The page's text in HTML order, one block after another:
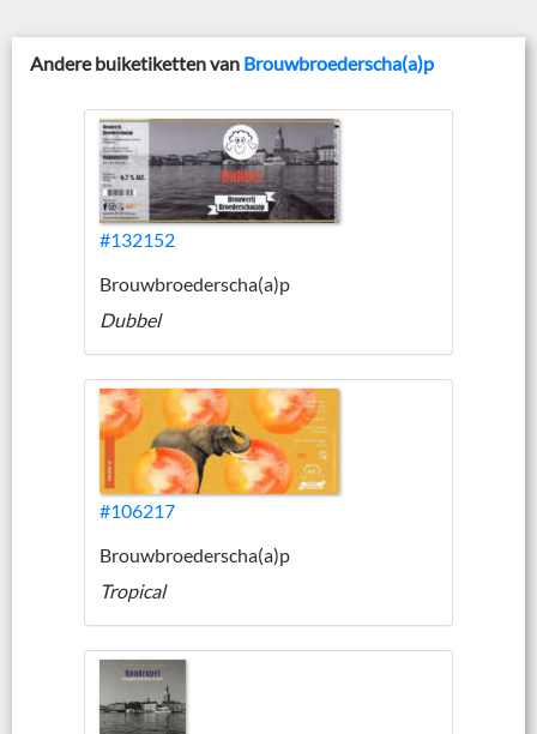
Andere buiketiketten van Brouwbroederscha(a)p
#132152
Brouwbroederscha(a)p
Dubbel
#106217
Brouwbroederscha(a)p
Tropical